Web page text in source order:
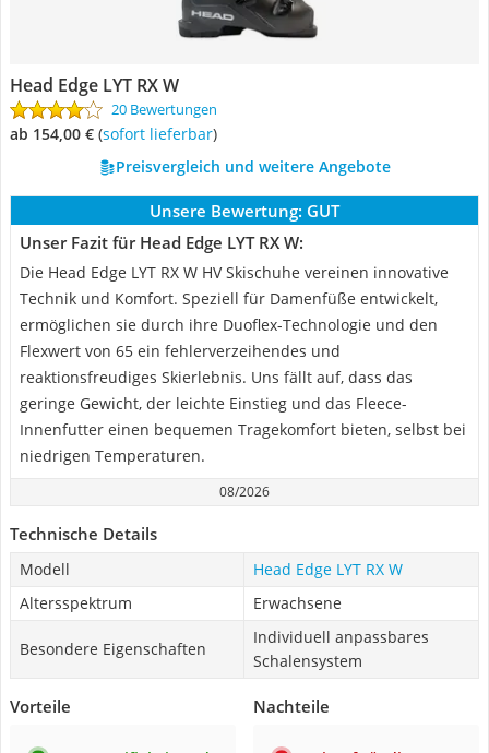
Head ‎Edge LYT RX W
20 Bewertungen
ab 154,00 € ( Sofort lieferbar)
Preisvergleich und weitere Angebote
Unsere Bewertung: GUT
Unser Fazit für Head ‎Edge LYT RX W:
Die Head Edge LYT RX W HV Skischuhe vereinen innovative
Technik und Komfort. Speziell für Damenfüße entwickelt,
ermöglichen sie durch ihre Duoflex-Technologie und den
Flexwert von 65 ein fehlerverzeihendes und
reaktionsfreudiges Skierlebnis. Uns fällt auf, dass das
geringe Gewicht, der leichte Einstieg und das Fleece-
Innenfutter einen bequemen Tragekomfort bieten, selbst bei
niedrigen Temperaturen.
08/2026
Technische Details
Modell
Head ‎Edge LYT RX W
Altersspektrum
Erwachsene
Besondere Eigenschaften
Individuell anpassbares
Schalensystem
Vorteile Nachteile